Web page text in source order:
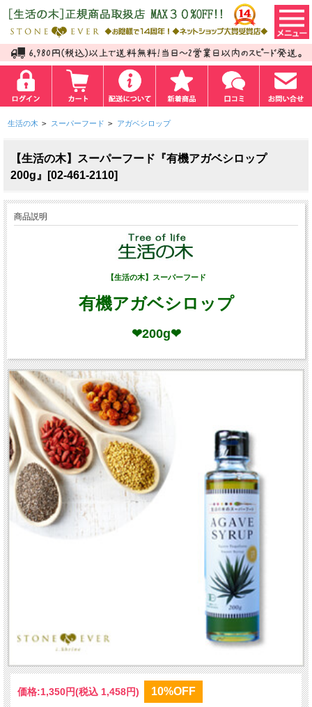
生活の木 > スーパーフード > アガベシロップ
【生活の木】スーパーフード『有機アガベシロップ
200g』[02-461-2110]
商品説明
【生活の木】スーパーフード
有機アガベシロップ
❤200g❤
価格:1,350円(税込 1,458円) 10%OFF